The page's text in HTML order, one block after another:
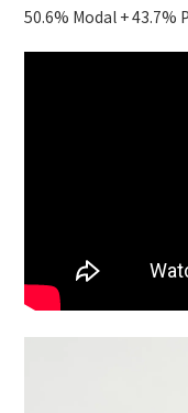
50.6% Modal + 43.7%